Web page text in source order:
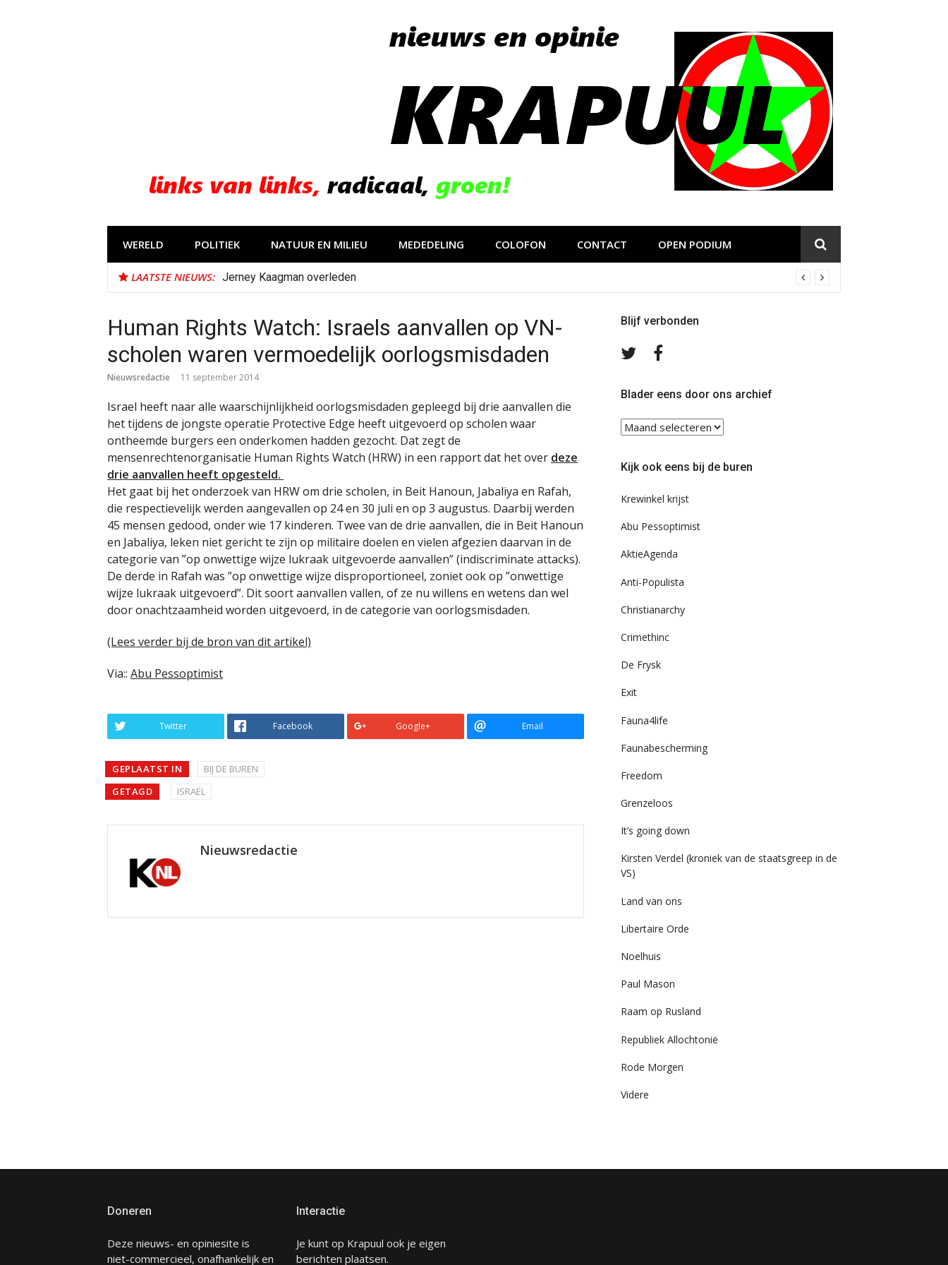
WERELD POLITIEK NATUUR EN MILIEU MEDEDELING COLOFON CONTACT OPEN PODIUM
LAATSTE NIEUWS: Jerney Kaagman overleden
Human Rights Watch: Israels aanvallen op VN-
scholen waren vermoedelijk oorlogsmisdaden
Nieuwsredactie 11 september 2014
Israel heeft naar alle waarschijnlijkheid oorlogsmisdaden gepleegd bij drie aanvallen die
het tijdens de jongste operatie Protective Edge heeft uitgevoerd op scholen waar
ontheemde burgers een onderkomen hadden gezocht. Dat zegt de
mensenrechtenorganisatie Human Rights Watch (HRW) in een rapport dat het over deze
drie aanvallen heeft opgesteld.
Het gaat bij het onderzoek van HRW om drie scholen, in Beit Hanoun, Jabaliya en Rafah,
die respectievelijk werden aangevallen op 24 en 30 juli en op 3 augustus. Daarbij werden
45 mensen gedood, onder wie 17 kinderen. Twee van de drie aanvallen, die in Beit Hanoun
en Jabaliya, leken niet gericht te zijn op militaire doelen en vielen afgezien daarvan in de
categorie van ”op onwettige wijze lukraak uitgevoerde aanvallen” (indiscriminate attacks).
De derde in Rafah was ”op onwettige wijze disproportioneel, zoniet ook op ”onwettige
wijze lukraak uitgevoerd”. Dit soort aanvallen vallen, of ze nu willens en wetens dan wel
door onachtzaamheid worden uitgevoerd, in de categorie van oorlogsmisdaden.
(Lees verder bij de bron van dit artikel)
Via:: Abu Pessoptimist
Twitter Facebook Google+ Email
GEPLAATST IN
BIJ DE BUREN
GETAGD
ISRAËL
Nieuwsredactie
Blijf verbonden
Volg
TwitterFacebook
Blader eens door ons archief
Blader
eens
ons
Kijk ook eens bij de buren
Krewinkel krijst
Abu Pessoptimist
AktieAgenda
Anti-Populista
Christianarchy
Crimethinc
De Frysk
Exit
Fauna4life
Faunabescherming
Freedom
Grenzeloos
It’s going down
Kirsten Verdel (kroniek van de staatsgreep in de
VS)
Land van ons
Libertaire Orde
Noelhuis
Paul Mason
Raam op Rusland
Republiek Allochtonië
Rode Morgen
Videre
Doneren
Deze nieuws- en opiniesite is
niet-commercieel, onafhankelijk en
Interactie
Je kunt op Krapuul ook je eigen
berichten plaatsen.